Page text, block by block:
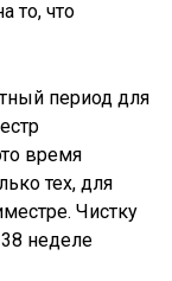
то, что
период для
время
тех, для
Чистку
неделе